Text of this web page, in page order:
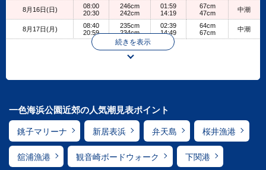
8月16日(日)
08:00
20:30
246cm
242cm
01:59
14:19
67cm
47cm
中潮
8月17日(月)
08:40
20:59
235cm
234cm
02:39
14:49
64cm
67cm
中潮
続きを表示
一色海浜公園近郊の人気潮見表ポイント
銚子マリーナ 新居表浜 弁天島 桜井漁港
舘浦漁港 観音崎ボードウォーク 下関港